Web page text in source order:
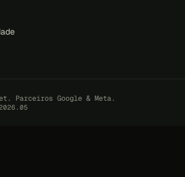
Parceiros Google & Meta.